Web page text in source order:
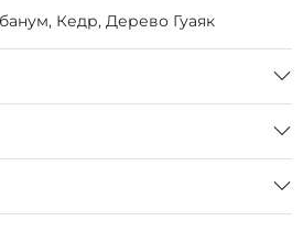
Кедр, Дерево Гуаяк